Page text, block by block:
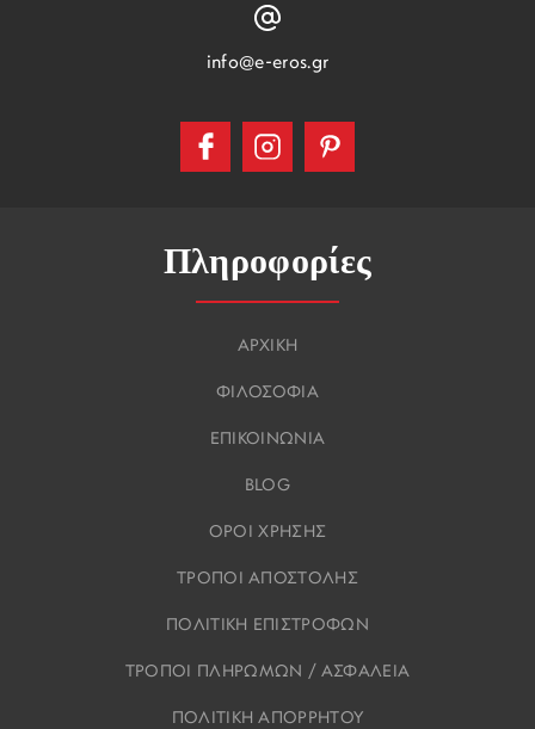
Πληροφορίες
ΑΡΧΙΚΗ
ΦΙΛΟΣΟΦΙΑ
ΕΠΙΚΟΙΝΩΝΙΑ
BLOG
ΟΡΟΙ ΧΡΗΣΗΣ
ΤΡΟΠΟΙ ΑΠΟΣΤΟΛΗΣ
ΠΟΛΙΤΙΚΗ ΕΠΙΣΤΡΟΦΩΝ
ΤΡΟΠΟΙ ΠΛΗΡΩΜΩΝ / ΑΣΦΑΛΕΙΑ
ΠΟΛΙΤΙΚΗ ΑΠΟΡΡΗΤΟΥ
info@e-eros.gr